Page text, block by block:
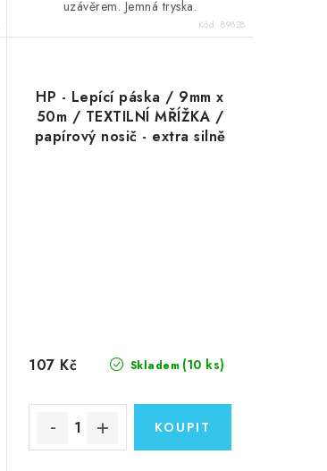
uzávěrem. Jemná tryska.
Kód:89828
HP - Lepící páska / 9mm x
50m / TEXTILNÍ MŘÍŽKA /
papírový nosič - extra silně
Skladem (10 ks)
107 Kč